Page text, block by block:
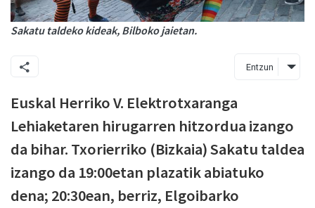
Sakatu taldeko kideak, Bilboko jaietan.
Entzun
Euskal Herriko V. Elektrotxaranga
Lehiaketaren hirugarren hitzordua izango
da bihar. Txorierriko (Bizkaia) Sakatu taldea
izango da 19:00etan plazatik abiatuko
dena; 20:30ean, berriz, Elgoibarko